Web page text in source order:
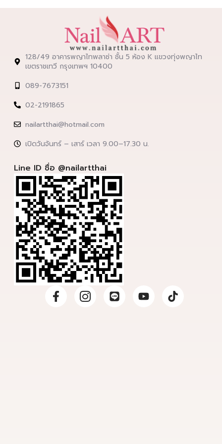
128/49 อาคารพญาไทพลาซ่า ชั้น 5 ห้อง K แขวงทุ่งพญาไท
เขตราชเทวี กรุงเทพฯ 10400
089-7673151
02-2191865
nailartthai@hotmail.com
เปิดวันจันทร์ – เสาร์ เวลา 9.00–17.30 น.
Line ID ชื่อ @nailartthai